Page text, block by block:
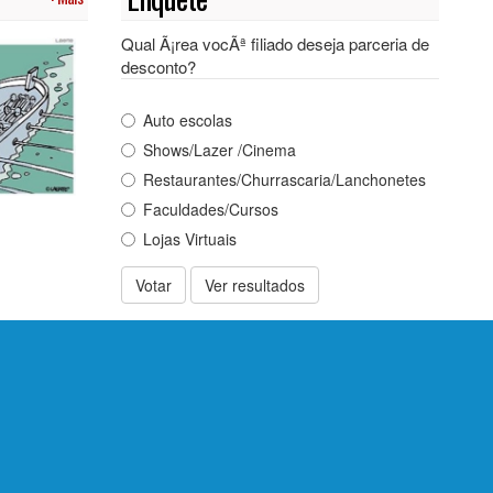
Qual Ã¡rea vocÃª filiado deseja parceria de
desconto?
Auto escolas
Shows/Lazer /Cinema
Restaurantes/Churrascaria/Lanchonetes
Faculdades/Cursos
Lojas Virtuais
Votar Ver resultados